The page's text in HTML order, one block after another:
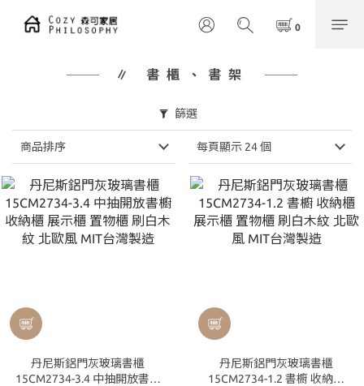
∥ 書櫃、書架
篩選
商品排序 每頁顯示 24 個
丹尼斯鋁門灰玻璃書櫃
15CM2734-3.4 中抽開放書櫥
丹尼斯鋁門灰玻璃書櫃
15CM2734-1.2 書櫥 收納櫃